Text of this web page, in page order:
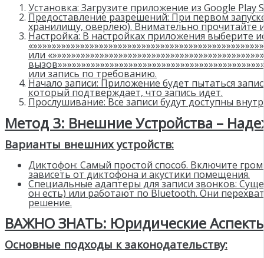
Установка: Загрузите приложение из Google Play
Предоставление разрешений: При первом
хранилищу, оверлею). Внимательно прочитайте
Настройка: В настройках приложения выберите
или
или запись по требованию.
Начало записи: Приложение будет пытаться
который подтверждает, что запись идет.
Прослушивание: Все записи будут доступны
Метод 3: Внешние Устройства –
Варианты внешних устройств:
Диктофон: Самый простой способ. Включите
зависеть от диктофона и акустики помещения.
Специальные адаптеры для записи звонков:
он есть) или работают по Bluetooth. Они
решение.
ВАЖНО ЗНАТЬ: Юридические
Основные подходы к законодательству: